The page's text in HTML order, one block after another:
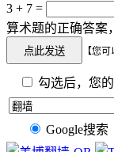
3 + 7 =
算术题的正确答案
【您
勾选后，您
Google搜索